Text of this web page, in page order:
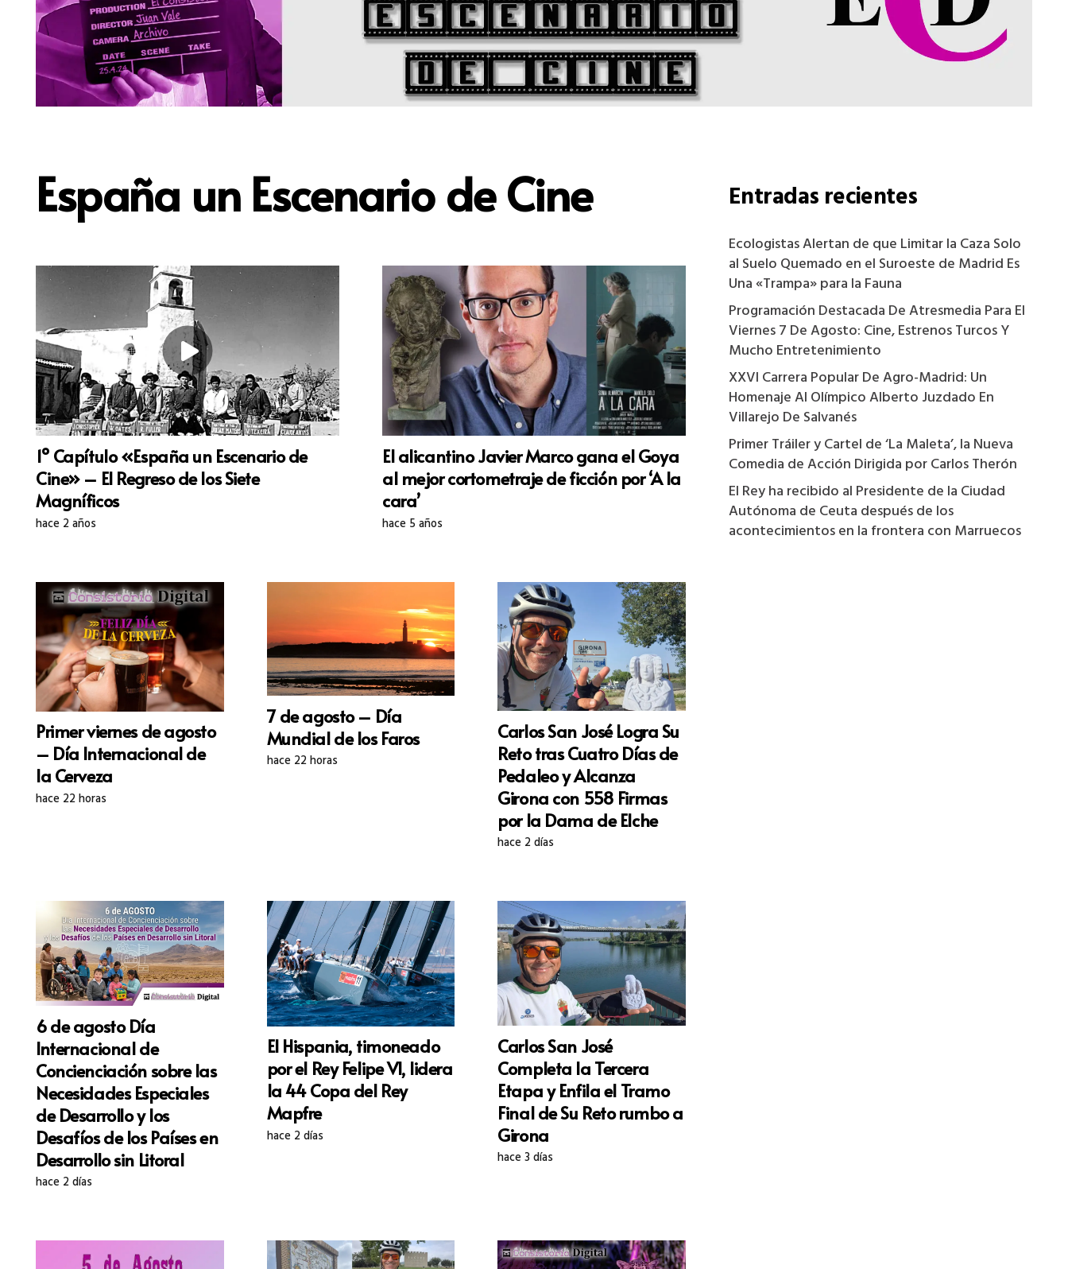
España un Escenario de Cine
1º Capítulo «España un Escenario de
Cine» – El Regreso de los Siete
Magníficos
hace 2 años
El alicantino Javier Marco gana el Goya
al mejor cortometraje de ficción por ‘A la
cara’
hace 5 años
Primer viernes de agosto
– Día Internacional de
la Cerveza
hace 22 horas
7 de agosto – Día
Mundial de los Faros
hace 22 horas
Carlos San José Logra Su
Reto tras Cuatro Días de
Pedaleo y Alcanza
Girona con 558 Firmas
por la Dama de Elche
hace 2 días
6 de agosto Día
Internacional de
Concienciación sobre las
Necesidades Especiales
de Desarrollo y los
Desafíos de los Países en
Desarrollo sin Litoral
hace 2 días
El Hispania, timoneado
por el Rey Felipe VI, lidera
la 44 Copa del Rey
Mapfre
hace 2 días
Carlos San José
Completa la Tercera
Etapa y Enfila el Tramo
Final de Su Reto rumbo a
Girona
hace 3 días
Entradas recientes
Ecologistas Alertan de que Limitar la Caza Solo
al Suelo Quemado en el Suroeste de Madrid Es
Una «Trampa» para la Fauna
Programación Destacada De Atresmedia Para El
Viernes 7 De Agosto: Cine, Estrenos Turcos Y
Mucho Entretenimiento
XXVI Carrera Popular De Agro-Madrid: Un
Homenaje Al Olímpico Alberto Juzdado En
Villarejo De Salvanés
Primer Tráiler y Cartel de ‘La Maleta’, la Nueva
Comedia de Acción Dirigida por Carlos Therón
El Rey ha recibido al Presidente de la Ciudad
Autónoma de Ceuta después de los
acontecimientos en la frontera con Marruecos